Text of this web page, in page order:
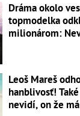
Dráma okolo
topmodelka
milionárom:
Leoš Mareš
hanblivosť!
nevidí, on že